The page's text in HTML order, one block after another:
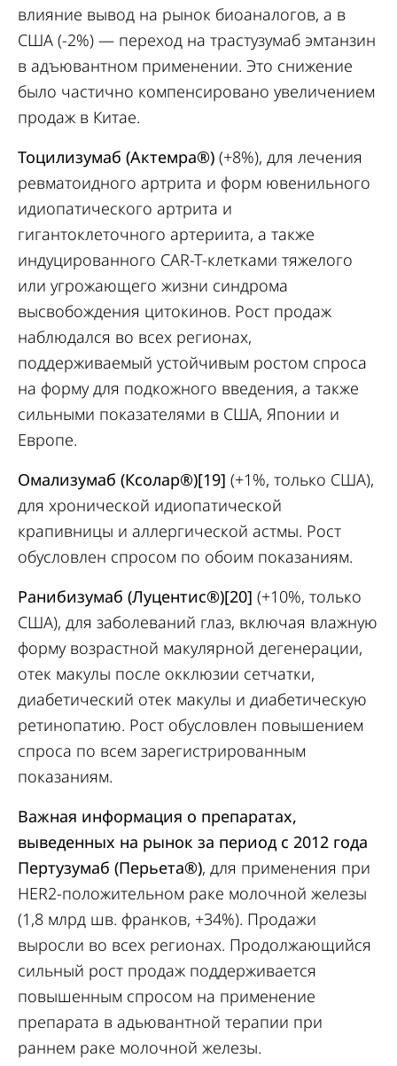
влияние вывод на рынок биоаналогов, а в
США (-2%) — переход на трастузумаб эмтанзин
в адъювантном применении. Это снижение
было частично компенсировано увеличением
продаж в Китае.
Тоцилизумаб (Актемра®) (+8%), для лечения
ревматоидного артрита и форм ювенильного
идиопатического артрита и
гигантоклеточного артериита, а также
индуцированного CAR-T-клетками тяжелого
или угрожающего жизни синдрома
высвобождения цитокинов. Рост продаж
наблюдался во всех регионах,
поддерживаемый устойчивым ростом спроса
на форму для подкожного введения, а также
сильными показателями в США, Японии и
Европе.
Омализумаб‎ (Ксолар®)[19] (+1%, только США),
для хронической идиопатической
крапивницы и аллергической астмы. Рост
обусловлен спросом по обоим показаниям.
Ранибизумаб (Луцентис®)[20] (+10%, только
США), для заболеваний глаз, включая влажную
форму возрастной макулярной дегенерации,
отек макулы после окклюзии сетчатки,
диабетический отек макулы и диабетическую
ретинопатию. Рост обусловлен повышением
спроса по всем зарегистрированным
показаниям.
Важная информация о препаратах,
выведенных на рынок за период с 2012 года
Пертузумаб (Перьета®), для применения при
HER2-положительном раке молочной железы
(1,8 млрд шв. франков, +34%). Продажи
выросли во всех регионах. Продолжающийся
сильный рост продаж поддерживается
повышенным спросом на применение
препарата в адьювантной терапии при
раннем раке молочной железы.